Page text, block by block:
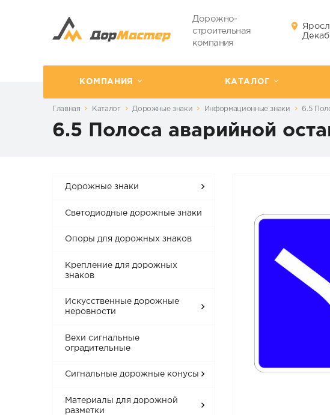
Дорожно-
строительная
компания
КОМПАНИЯ КАТАЛОГ
Главная Каталог Дорожные знаки Информационные знаки 6.5
6.5 Полоса аварийной
Дорожные знаки
Светодиодные дорожные знаки
Опоры для дорожных знаков
Крепление для дорожных
знаков
Искусственные дорожные
неровности
Вехи сигнальные
оградительные
Сигнальные дорожные конусы
Материалы для дорожной
разметки